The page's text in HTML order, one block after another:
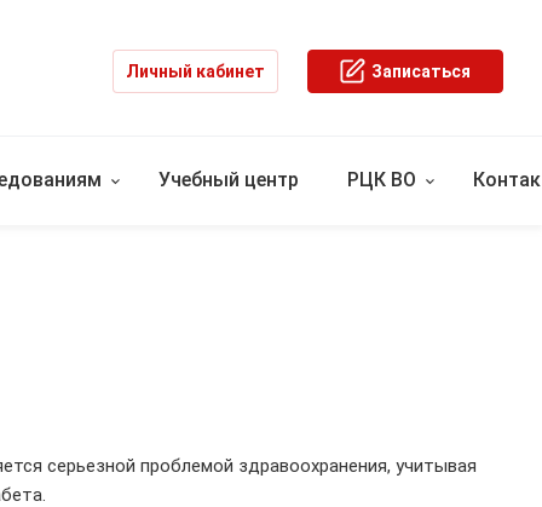
Личный кабинет Записаться
Учебный центр РЦК ВО
серьезной проблемой здравоохранения, учитывая